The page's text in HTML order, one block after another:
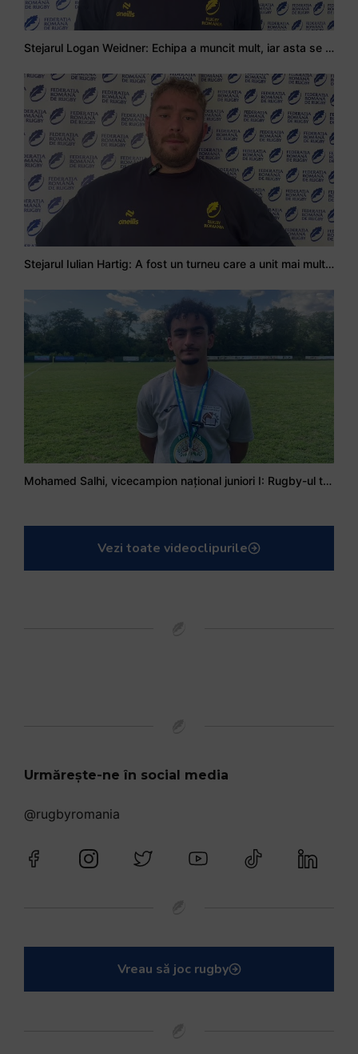
Stejarul Logan Weidner: Echipa a muncit mult, iar asta se va vedea în meciurile de la Nations Cup
Stejarul Iulian Hartig: A fost un turneu care a unit mai mult echipa
Mohamed Salhi, vicecampion național juniori I: Rugby-ul te învață să accepți și înfrângerile
Vezi toate videoclipurile
Urmărește-ne în social media
@rugbyromania
Vreau să joc rugby